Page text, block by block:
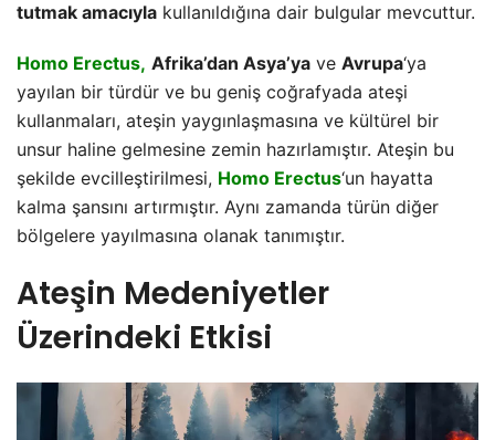
tutmak amacıyla kullanıldığına dair bulgular mevcuttur.
Homo Erectus, Afrika’dan Asya’ya ve Avrupa‘ya
yayılan bir türdür ve bu geniş coğrafyada ateşi
kullanmaları, ateşin yaygınlaşmasına ve kültürel bir
unsur haline gelmesine zemin hazırlamıştır. Ateşin bu
şekilde evcilleştirilmesi, Homo Erectus‘un hayatta
kalma şansını artırmıştır. Aynı zamanda türün diğer
bölgelere yayılmasına olanak tanımıştır.
Ateşin Medeniyetler
Üzerindeki Etkisi